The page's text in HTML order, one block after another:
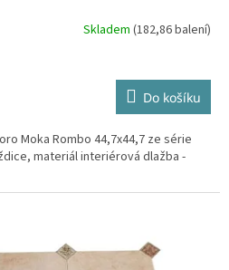
Skladem (182,86 balení)
Do košíku
Moka Rombo 44,7x44,7 ze série
materiál interiérová dlažba -